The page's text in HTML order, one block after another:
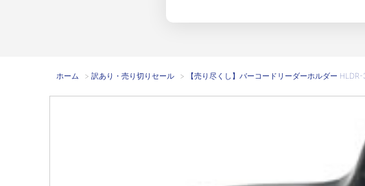
ホーム > 訳あり・売り切りセール > 【売り尽くし】バーコードリーダーホルダー